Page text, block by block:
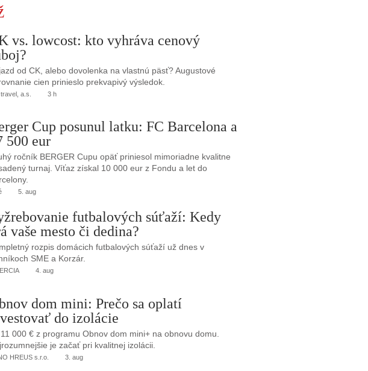
vs. lowcost: kto vyhráva cenový
od CK, alebo dovolenka na vlastnú päsť? Augustové
cien prinieslo prekvapivý výsledok.
a.s. 3 h
Cup posunul latku: FC Barcelona a
500 eur
ročník BERGER Cupu opäť priniesol mimoriadne kvalitne
turnaj. Víťaz získal 10 000 eur z Fondu a let do
5. aug
futbalových súťaží: Kedy
vaše mesto či dedina?
rozpis domácich futbalových súťaží už dnes v
SME a Korzár.
4. aug
dom mini: Prečo sa oplatí
do izolácie
000 € z programu Obnov dom mini+ na obnovu domu.
je začať pri kvalitnej izolácii.
HREUS s.r.o. 3. aug